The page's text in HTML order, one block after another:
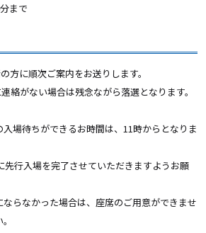
まで
方に順次ご案内をお送りします。
絡がない場合は残念ながら落選となります。
場待ちができるお時間は、11時からとなりま
先行入場を完了させていただきますよう お願
らなかった場合は、座席のご用意ができませ